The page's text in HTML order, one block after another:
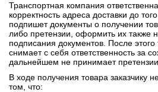
Транспортная компания
корректность адреса доставки до
подпишет документы о получении
либо претензии, оформить их также
подписания документов. После
снимает с себя ответственность за
дальнейшем не принимает претензии
В ходе получения товара заказчику
том, что: